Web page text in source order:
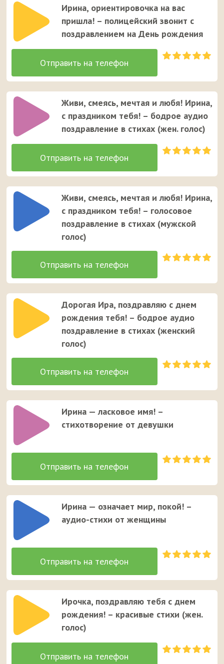
Ирина, ориентировочка на вас
пришла! – полицейский звонит с
поздравлением на День рождения
Живи, смеясь, мечтая и любя! Ирина,
с праздником тебя! – бодрое аудио
поздравление в стихах (жен. голос)
Живи, смеясь, мечтая и любя! Ирина,
с праздником тебя! – голосовое
поздравление в стихах (мужской
голос)
Дорогая Ира, поздравляю с днем
рождения тебя! – бодрое аудио
поздравление в стихах (женский
голос)
Ирина — ласковое имя! –
стихотворение от девушки
Ирина — означает мир, покой! –
аудио-стихи от женщины
Ирочка, поздравляю тебя с днем
рождения! – красивые стихи (жен.
голос)